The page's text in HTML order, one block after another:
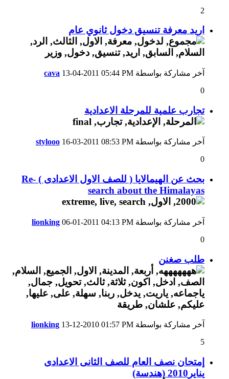
2
اريد معرفة تنسيق دخول ثانوي عام
آخر مشاركة بواسطة cava 13-04-2011 05:44 PM
0
تجارب علمية للمرحلة الاعدادية
آخر مشاركة بواسطة stylooo 16-03-2011 08:53 PM
0
بحث عن الهيمالايا ( للصف الاول الاعدادى ) Re-
search about the Himalayas
آخر مشاركة بواسطة lionking 06-01-2011 04:13 PM
0
طلب صغنن
آخر مشاركة بواسطة lionking 13-12-2010 01:57 PM
5
إمتحان نصف العام للصف الثانى الاعدادى
يناير2010 (هندسة)